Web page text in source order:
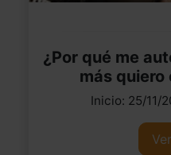
¿Por qué me
más quiero
Inicio: 25/11/